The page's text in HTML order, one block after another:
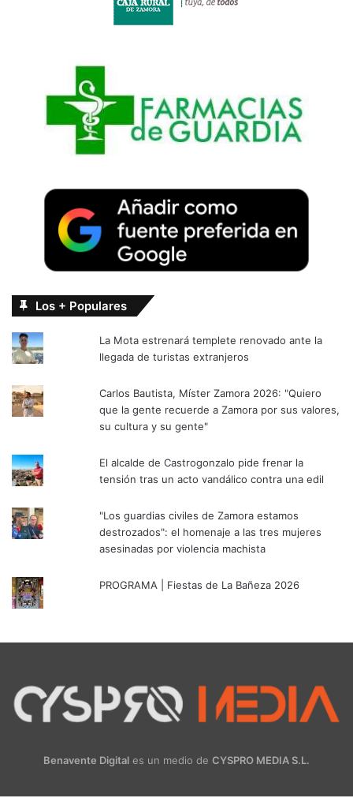
Los + Populares
La Mota estrenará templete renovado ante la
llegada de turistas extranjeros
Carlos Bautista, Míster Zamora 2026: "Quiero
que la gente recuerde a Zamora por sus valores,
su cultura y su gente"
El alcalde de Castrogonzalo pide frenar la
tensión tras un acto vandálico contra una edil
"Los guardias civiles de Zamora estamos
destrozados": el homenaje a las tres mujeres
asesinadas por violencia machista
PROGRAMA | Fiestas de La Bañeza 2026
Benavente Digital es un medio de CYSPRO MEDIA S.L.